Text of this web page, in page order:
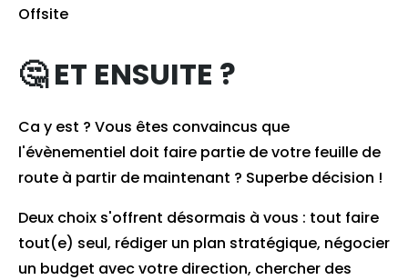
Offsite
🤔 ET ENSUITE ?
Ca y est ? Vous êtes convaincus que
l'évènementiel doit faire partie de votre feuille de
route à partir de maintenant ? Superbe décision !
Deux choix s'offrent désormais à vous : tout faire
tout(e) seul, rédiger un plan stratégique, négocier
un budget avec votre direction, chercher des